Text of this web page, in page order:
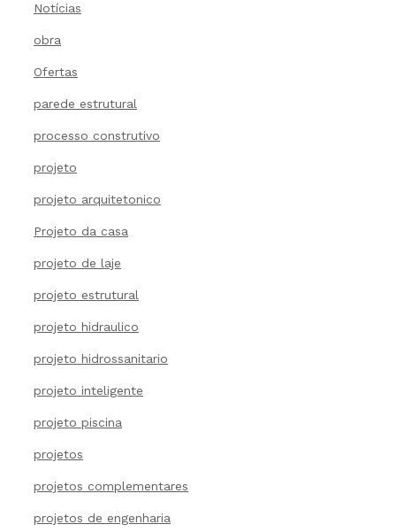
Notícias
obra
Ofertas
parede estrutural
processo construtivo
projeto
projeto arquitetonico
Projeto da casa
projeto de laje
projeto estrutural
projeto hidraulico
projeto hidrossanitario
projeto inteligente
projeto piscina
projetos
projetos complementares
projetos de engenharia